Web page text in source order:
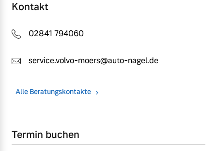
Kontakt
02841 794060
service.volvo-moers@auto-nagel.de
Alle Beratungskontakte
Termin buchen